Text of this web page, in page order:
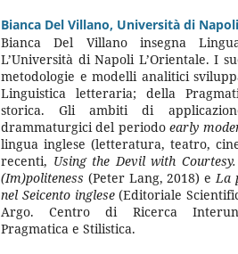
Bianca Del Villano, Università di
Bianca Del Villano insegna
L’Università di Napoli L’Orientale. I
metodologie e modelli analitici
Linguistica letteraria; della
storica. Gli ambiti di
drammaturgici del periodoearly
lingua inglese (letteratura, teatro,
recenti, Using the Devil with
(Im)politeness (Peter Lang, 2018) eLa
nel Seicento inglese(Editoriale
Argo. Centro di Ricerca
Pragmatica e Stilistica.